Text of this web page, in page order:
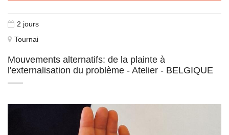
2 jours
Tournai
Mouvements alternatifs: de la plainte à
l'externalisation du problème - Atelier - BELGIQUE